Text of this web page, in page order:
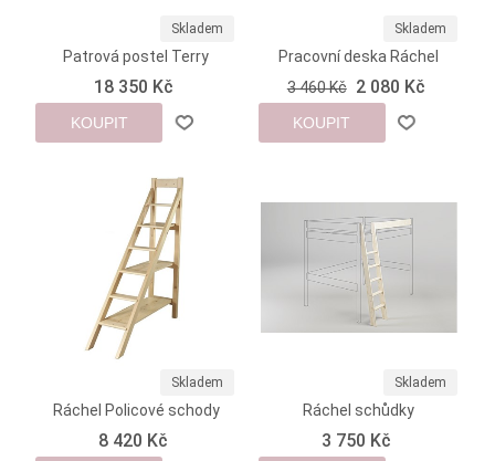
Skladem
Patrová postel Terry
18 350 Kč
KOUPIT
Skladem
Pracovní deska Ráchel
3 460 Kč 2 080 Kč
KOUPIT
Skladem
Ráchel Policové schody
8 420 Kč
Skladem
Ráchel schůdky
3 750 Kč